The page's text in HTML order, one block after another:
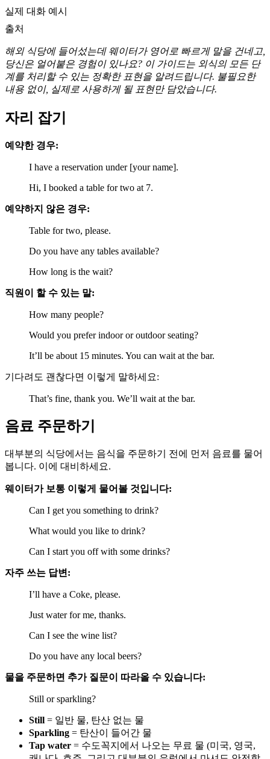
실제 대화 예시
출처
해외 식당에 들어섰는데 웨이터가 영어로 빠르게 말을 건네고,
당신은 얼어붙은 경험이 있나요? 이 가이드는 외식의 모든 단
계를 처리할 수 있는 정확한 표현을 알려드립니다. 불필요한
내용 없이, 실제로 사용하게 될 표현만 담았습니다.
자리 잡기
예약한 경우:
I have a reservation under [your name].
Hi, I booked a table for two at 7.
예약하지 않은 경우:
Table for two, please.
Do you have any tables available?
How long is the wait?
직원이 할 수 있는 말:
How many people?
Would you prefer indoor or outdoor seating?
It’ll be about 15 minutes. You can wait at the bar.
기다려도 괜찮다면 이렇게 말하세요:
That’s fine, thank you. We’ll wait at the bar.
음료 주문하기
대부분의 식당에서는 음식을 주문하기 전에 먼저 음료를 물어
봅니다. 이에 대비하세요.
웨이터가 보통 이렇게 물어볼 것입니다:
Can I get you something to drink?
What would you like to drink?
Can I start you off with some drinks?
자주 쓰는 답변:
I’ll have a Coke, please.
Just water for me, thanks.
Can I see the wine list?
Do you have any local beers?
물을 주문하면 추가 질문이 따라올 수 있습니다:
Still or sparkling?
Still = 일반 물, 탄산 없는 물
Sparkling = 탄산이 들어간 물
Tap water = 수도꼭지에서 나오는 무료 물 (미국, 영국,